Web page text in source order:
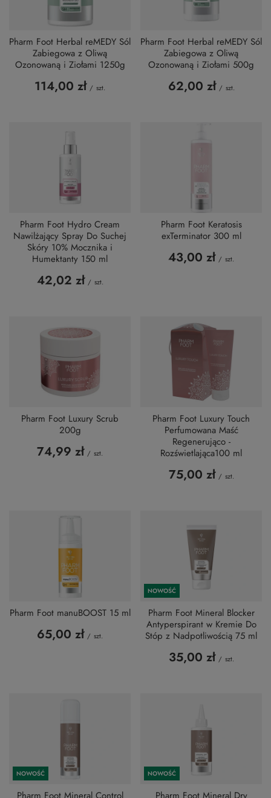
Pharm Foot Herbal reMEDY Sól
Zabiegowa z Oliwą
Ozonowaną i Ziołami 1250g
114,00 zł / szt.
Pharm Foot Herbal reMEDY Sól
Zabiegowa z Oliwą
Ozonowaną i Ziołami 500g
62,00 zł / szt.
Pharm Foot Hydro Cream
Nawilżający Spray Do Suchej
Skóry 10% Mocznika i
Humektanty 150 ml
42,02 zł / szt.
Pharm Foot Keratosis
exTerminator 300 ml
43,00 zł / szt.
Pharm Foot Luxury Scrub
200g
74,99 zł / szt.
Pharm Foot Luxury Touch
Perfumowana Maść
Regenerująco -
Rozświetlająca100 ml
75,00 zł / szt.
Pharm Foot manuBOOST 15 ml
65,00 zł / szt.
NOWOŚĆ
Pharm Foot Mineral Blocker
Antyperspirant w Kremie Do
Stóp z Nadpotliwością 75 ml
35,00 zł / szt.
NOWOŚĆ
Pharm Foot Mineral Control
NOWOŚĆ
Pharm Foot Mineral Dry